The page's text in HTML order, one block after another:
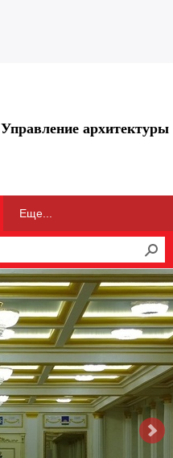
Управление архитектуры
Еще...